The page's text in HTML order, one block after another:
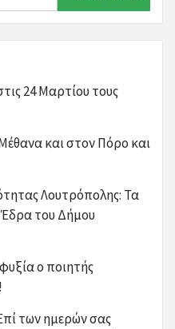
24 Μαρτίου τους
και στον Πόρο και
Λουτρόπολης: Τα
Έδρα του Δήμου
ο ποιητής
των ημερών σας